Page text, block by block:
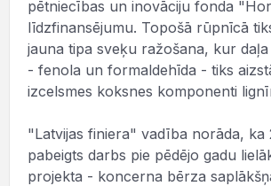
pētniecības un inovāciju fonda
līdzfinansējumu. Topošā rūpnīcā
jauna tipa sveķu ražošana, kur
- fenola un formaldehīda - tiks
izcelsmes koksnes komponenti
"Latvijas finiera" vadība norāda, ka
pabeigts darbs pie pēdējo gadu
projekta - koncerna bērza